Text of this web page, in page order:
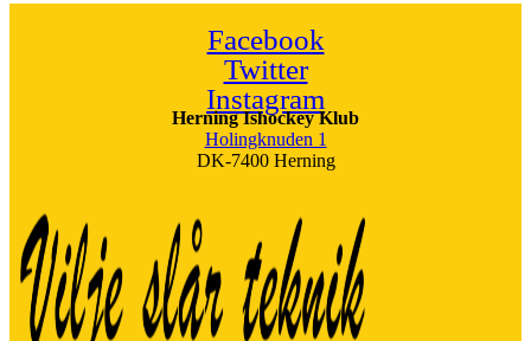
Facebook
Twitter
Instagram
Herning Ishockey Klub
Holingknuden 1
DK-7400 Herning